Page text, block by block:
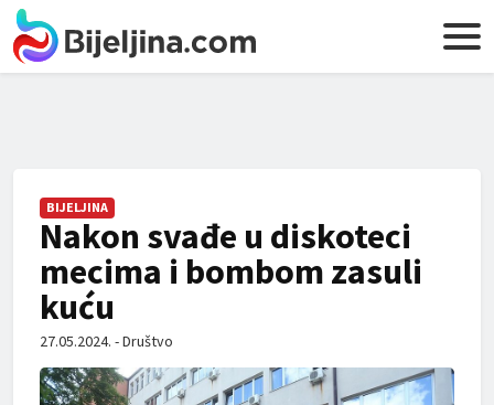
BIJELJINA
Nakon svađe u diskoteci
mecima i bombom zasuli
kuću
27.05.2024. - Društvo